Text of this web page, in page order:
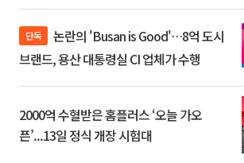
단독
브랜드, 용산 대통령실 CI 업체가 수행
2000억 수혈받은 홈플러스 ‘오늘 가오
픈’...13일 정식 개장 시험대